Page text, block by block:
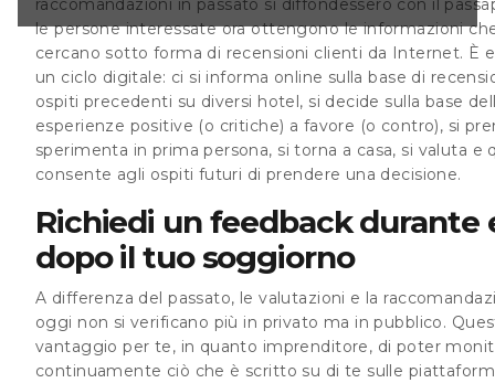
si verificano
Questo ha il
raccomandazioni in passato si diffondessero con il
le persone interessate ora ottengono le informazioni
cercano sotto forma di recensioni clienti da Internet. È
un ciclo digitale: ci si informa online sulla base di
ospiti precedenti su diversi hotel, si decide sulla base
esperienze positive (o critiche) a favore (o contro), si
sperimenta in prima persona, si torna a casa, si valuta e
consente agli ospiti futuri di prendere una decisione.
Richiedi un feedback durante
dopo il tuo soggiorno
A differenza del passato, le valutazioni e la
oggi non si verificano più in privato ma in pubblico.
vantaggio per te, in quanto imprenditore, di poter
continuamente ciò che è scritto su di te sulle